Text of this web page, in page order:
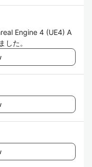
Engine 4 (UE4) A
た。